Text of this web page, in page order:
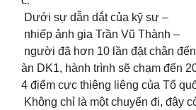
Dưới sự dẫn dắt của kỹ sư –
nhiếp ảnh gia Trần Vũ Thành –
người đã hơn 10 lần đặt chân
àn DK1, hành trình sẽ chạm đến
4 điểm cực thiêng liêng của Tổ
Không chỉ là một chuyến đi, đây